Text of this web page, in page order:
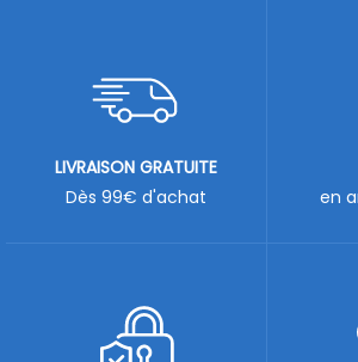
LIVRAISON GRATUITE
Dès 99€ d'achat
en